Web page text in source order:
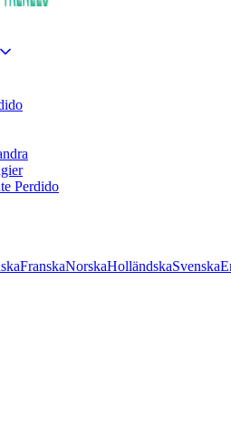
Perdido
FranskaNorskaHolländskaSvenska